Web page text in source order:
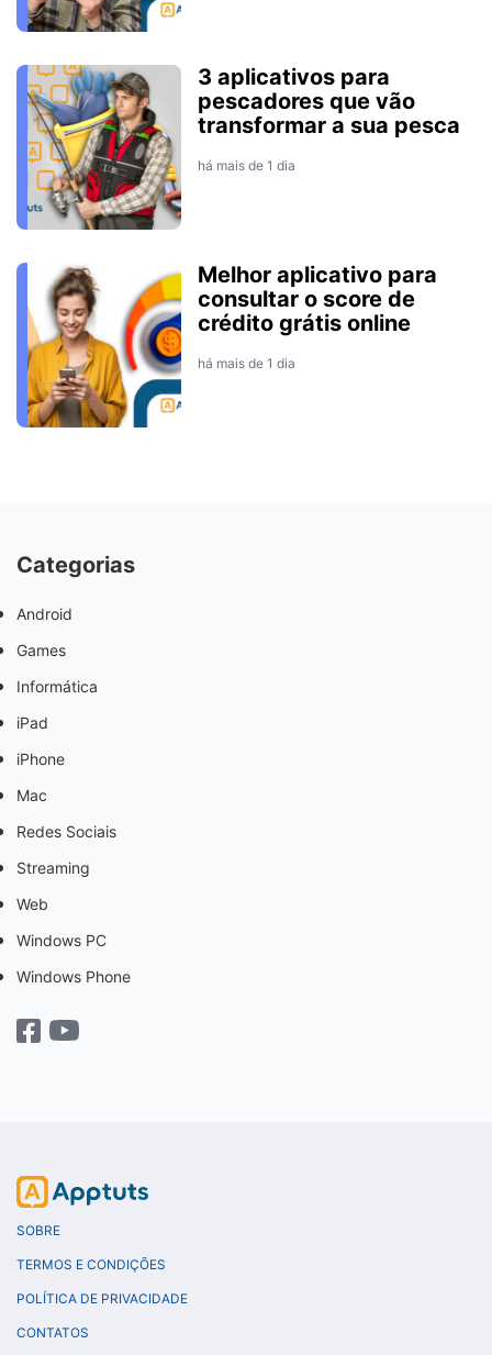
3 aplicativos para
pescadores que vão
transformar a sua pesca
há mais de 1 dia
Melhor aplicativo para
consultar o score de
crédito grátis online
há mais de 1 dia
Categorias
Android
Games
Informática
iPad
iPhone
Mac
Redes Sociais
Streaming
Web
Windows PC
Windows Phone
SOBRE
TERMOS E CONDIÇÕES
POLÍTICA DE PRIVACIDADE
CONTATOS